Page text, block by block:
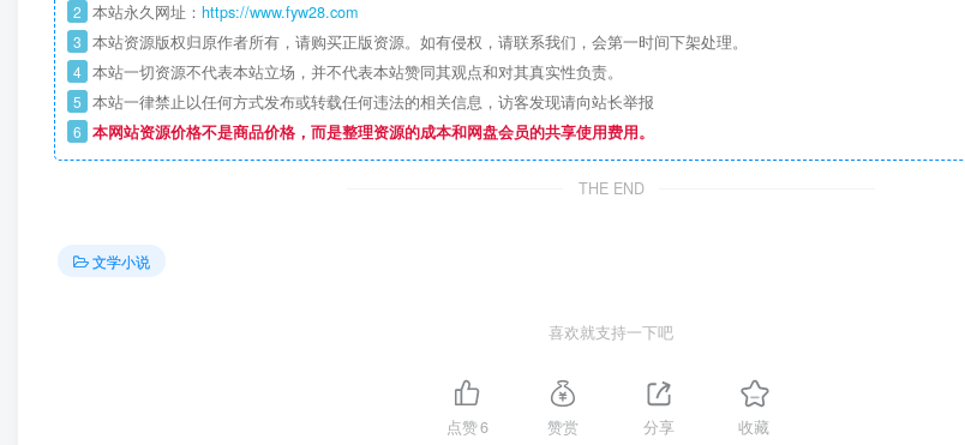
2 本站永久网址： https://www.fyw28.com
3 本站资源版权归原作者所有，请购买正版资源。如有侵权，请联系我们，会第一时间下架处理。
4 本站一切资源不代表本站立场，并不代表本站赞同其观点和对其真实性负责。
5 本站一律禁止以任何方式发布或转载任何违法的相关信息，访客发现请向站长举报
6 本网站资源价格不是商品价格，而是整理资源的成本和网盘会员的共享使用费用。
THE END
文学小说
喜欢就支持一下吧
点赞6 赞赏 分享 收藏